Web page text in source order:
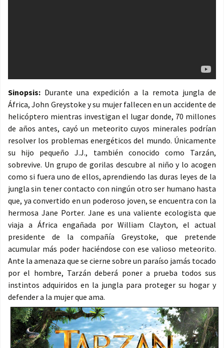
Sinopsis: Durante una expedición a la remota jungla de
África, John Greystoke y su mujer fallecen en un accidente de
helicóptero mientras investigan el lugar donde, 70 millones
de años antes, cayó un meteorito cuyos minerales podrían
resolver los problemas energéticos del mundo. Únicamente
su hijo pequeño J.J., también conocido como Tarzán,
sobrevive. Un grupo de gorilas descubre al niño y lo acogen
como si fuera uno de ellos, aprendiendo las duras leyes de la
jungla sin tener contacto con ningún otro ser humano hasta
que, ya convertido en un poderoso joven, se encuentra con la
hermosa Jane Porter. Jane es una valiente ecologista que
viaja a África engañada por William Clayton, el actual
presidente de la compañía Greystoke, que pretende
acumular más poder haciéndose con ese valioso meteorito.
Ante la amenaza que se cierne sobre un paraíso jamás tocado
por el hombre, Tarzán deberá poner a prueba todos sus
instintos adquiridos en la jungla para proteger su hogar y
defender a la mujer que ama.